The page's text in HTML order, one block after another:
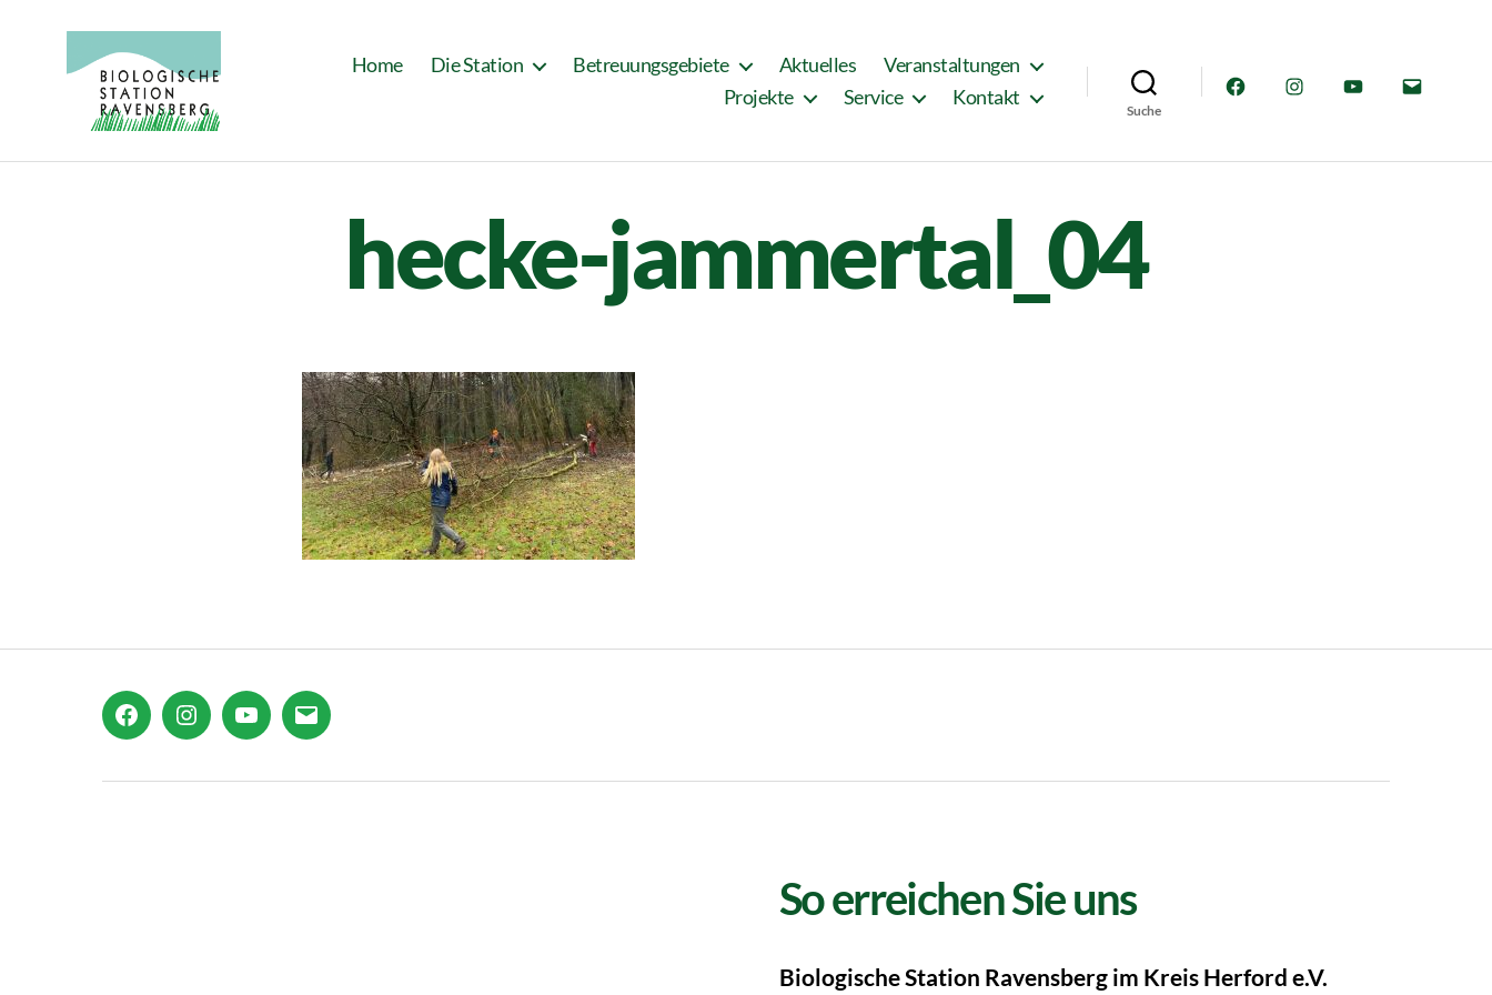
Station
Home Die Station Betreuungsgebiete Aktuelles
Veranstaltungen
Projekte
Service Kontakt
Suche
FacebookInstagramYouTube
E-
hecke-jammertal_04
FacebookInstagramYouTube
E-
So erreichen Sie uns
Biologische Station Ravensberg im Kreis Herford e.V.